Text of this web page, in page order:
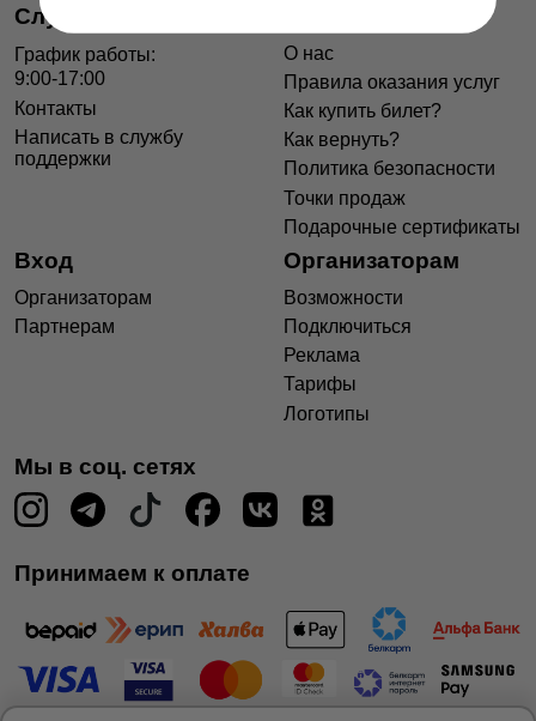
Служба поддержки
График работы:
9:00-17:00
Контакты
Написать в службу
поддержки
О нас
Правила оказания услуг
Как купить билет?
Как вернуть?
Политика безопасности
Точки продаж
Подарочные сертификаты
Вход
Организаторам
Партнерам
Организаторам
Возможности
Подключиться
Реклама
Тарифы
Логотипы
Мы в соц. сетях
Принимаем к оплате